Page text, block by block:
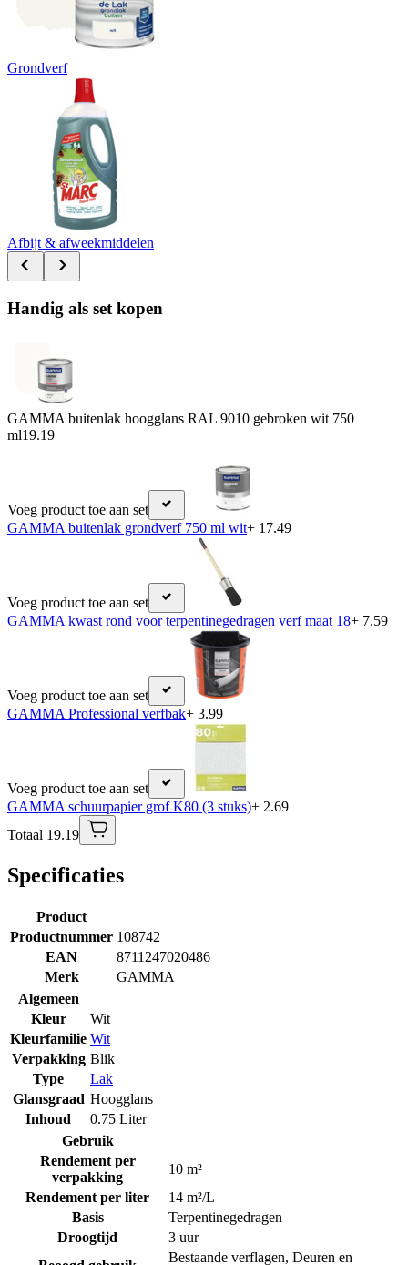
Grondverf
Afbijt & afweekmiddelen
Handig als set kopen
GAMMA buitenlak hoogglans RAL 9010 gebroken wit 750
ml19.19
Voeg product toe aan set
GAMMA buitenlak grondverf 750 ml wit+ 17.49
Voeg product toe aan set
GAMMA kwast rond voor terpentinegedragen verf maat 18+ 7.59
Voeg product toe aan set
GAMMA Professional verfbak+ 3.99
Voeg product toe aan set
GAMMA schuurpapier grof K80 (3 stuks)+ 2.69
Totaal 19.19
Specificaties
Product
Productnummer 108742
EAN
8711247020486
Merk
GAMMA
Algemeen
Kleur
Wit
Kleurfamilie Wit
Verpakking Blik
Type
Lak
Glansgraad Hoogglans
Inhoud
0.75 Liter
Gebruik
Rendement per
verpakking
10 m²
Rendement per liter
14 m²/L
Basis
Terpentinegedragen
Droogtijd
3 uur
Bestaande verflagen, Deuren en